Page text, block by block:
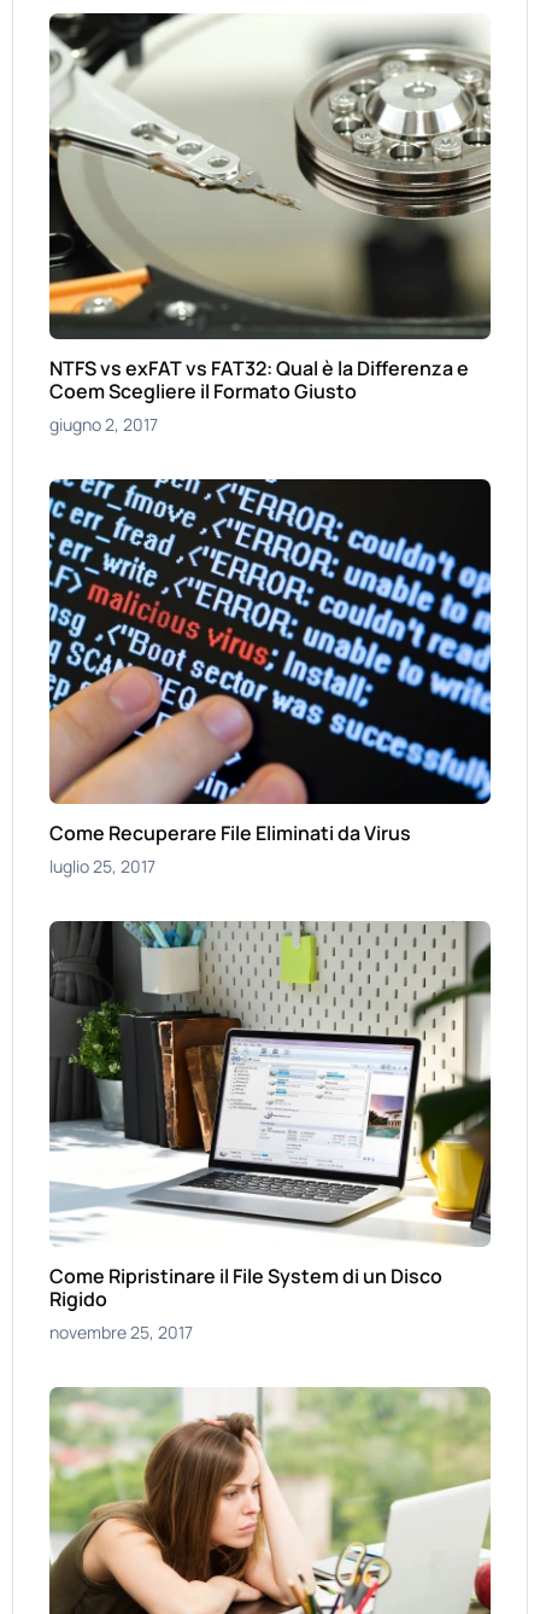
NTFS vs exFAT vs FAT32: Qual è la Differenza e
Coem Scegliere il Formato Giusto
giugno 2, 2017
Come Recuperare File Eliminati da Virus
luglio 25, 2017
Come Ripristinare il File System di un Disco
Rigido
novembre 25, 2017